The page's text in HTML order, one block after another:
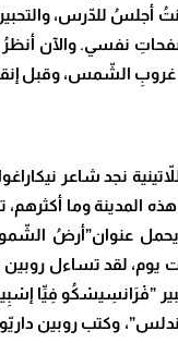
أجلسُ للدّرس،
نفسي. والآن
الشّمس، وقبل
نجد شاعر نيكاراغوا
هذه المدينة وما
يحمل عنوان”أرضُ
يوم، لقد تساءل
”فْرَانسِيسْكُو فِيِّا
وكتب روبين